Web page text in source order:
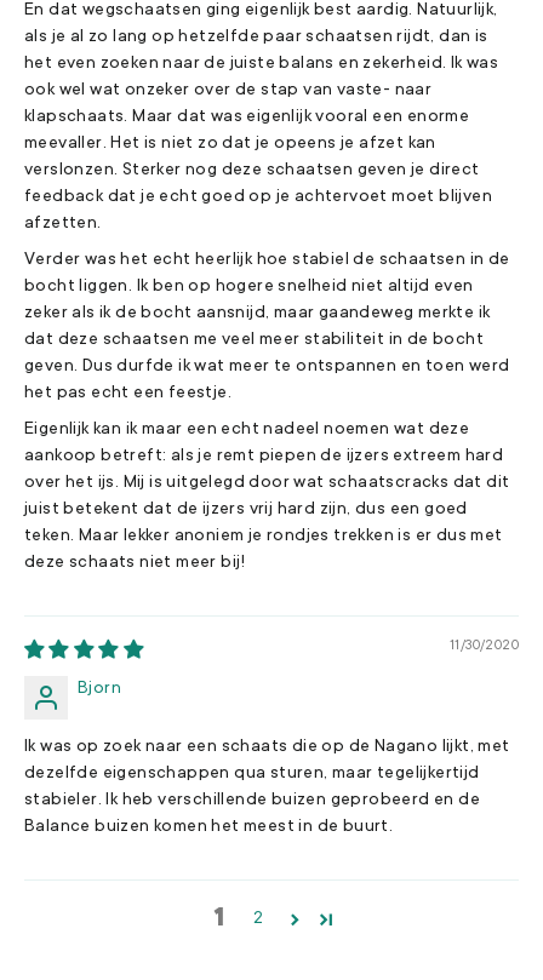
En dat wegschaatsen ging eigenlijk best aardig. Natuurlijk,
als je al zo lang op hetzelfde paar schaatsen rijdt, dan is
het even zoeken naar de juiste balans en zekerheid. Ik was
ook wel wat onzeker over de stap van vaste- naar
klapschaats. Maar dat was eigenlijk vooral een enorme
meevaller. Het is niet zo dat je opeens je afzet kan
verslonzen. Sterker nog deze schaatsen geven je direct
feedback dat je echt goed op je achtervoet moet blijven
afzetten.
Verder was het echt heerlijk hoe stabiel de schaatsen in de
bocht liggen. Ik ben op hogere snelheid niet altijd even
zeker als ik de bocht aansnijd, maar gaandeweg merkte ik
dat deze schaatsen me veel meer stabiliteit in de bocht
geven. Dus durfde ik wat meer te ontspannen en toen werd
het pas echt een feestje.
Eigenlijk kan ik maar een echt nadeel noemen wat deze
aankoop betreft: als je remt piepen de ijzers extreem hard
over het ijs. Mij is uitgelegd door wat schaatscracks dat dit
juist betekent dat de ijzers vrij hard zijn, dus een goed
teken. Maar lekker anoniem je rondjes trekken is er dus met
deze schaats niet meer bij!
11/30/2020
Bjorn
Ik was op zoek naar een schaats die op de Nagano lijkt, met
dezelfde eigenschappen qua sturen, maar tegelijkertijd
stabieler. Ik heb verschillende buizen geprobeerd en de
Balance buizen komen het meest in de buurt.
1 2